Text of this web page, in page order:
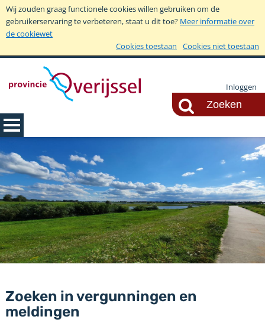
Wij zouden graag functionele cookies willen gebruiken om de
gebruikerservaring te verbeteren, staat u dit toe? Meer informatie over
de cookiewet
Cookies toestaan
Cookies niet toestaan
Inloggen
Zoeken in vergunningen en
meldingen